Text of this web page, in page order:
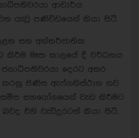
ආචාර්ය
යැවූ පණිවිඩයෙන් කියා සිටී.
සහ අන්තර්ජාතික
කිරීම මෑත කාලයේ දී වර්ධනය
දෙරට අතර
කරනු පිණිස ඇෆ්ගනිස්ථාන නව
සහයෝගයෙන් වැඩ කිරීමට
එහි වැඩිදුරටත් කියා සිටී.